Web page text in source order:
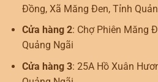
Đồng, Xã Măng Đen, Tỉnh
Cửa hàng 2: Chợ Phiên Măng
Quảng Ngãi
Cửa hàng 3: 25A Hồ Xuân